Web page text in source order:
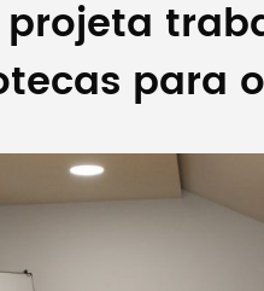
projeta
para